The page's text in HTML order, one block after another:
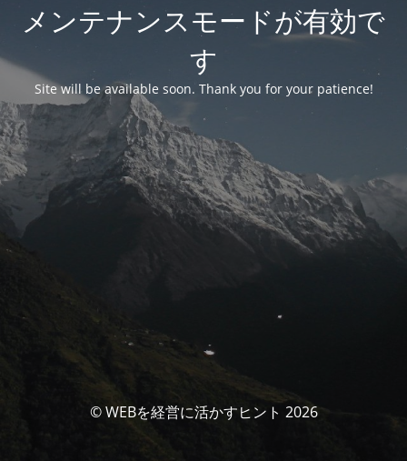
メンテナンスモードが有効で
す
Site will be available soon. Thank you for your patience!
© WEBを経営に活かすヒント 2026